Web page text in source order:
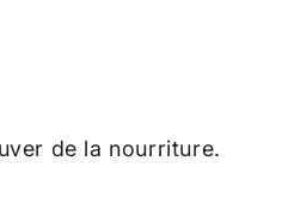
de la nourriture.